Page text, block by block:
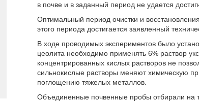
в почве и в заданный период не удается
Оптимальный период очистки и
этого периода достигается заявленный
В ходе проводимых экспериментов было
цеолита необходимо применять 6% раствор
концентрированных кислых растворов не
сильнокислые растворы меняют химическую
поглощению тяжелых металлов.
Объединенные почвенные пробы отбирали на